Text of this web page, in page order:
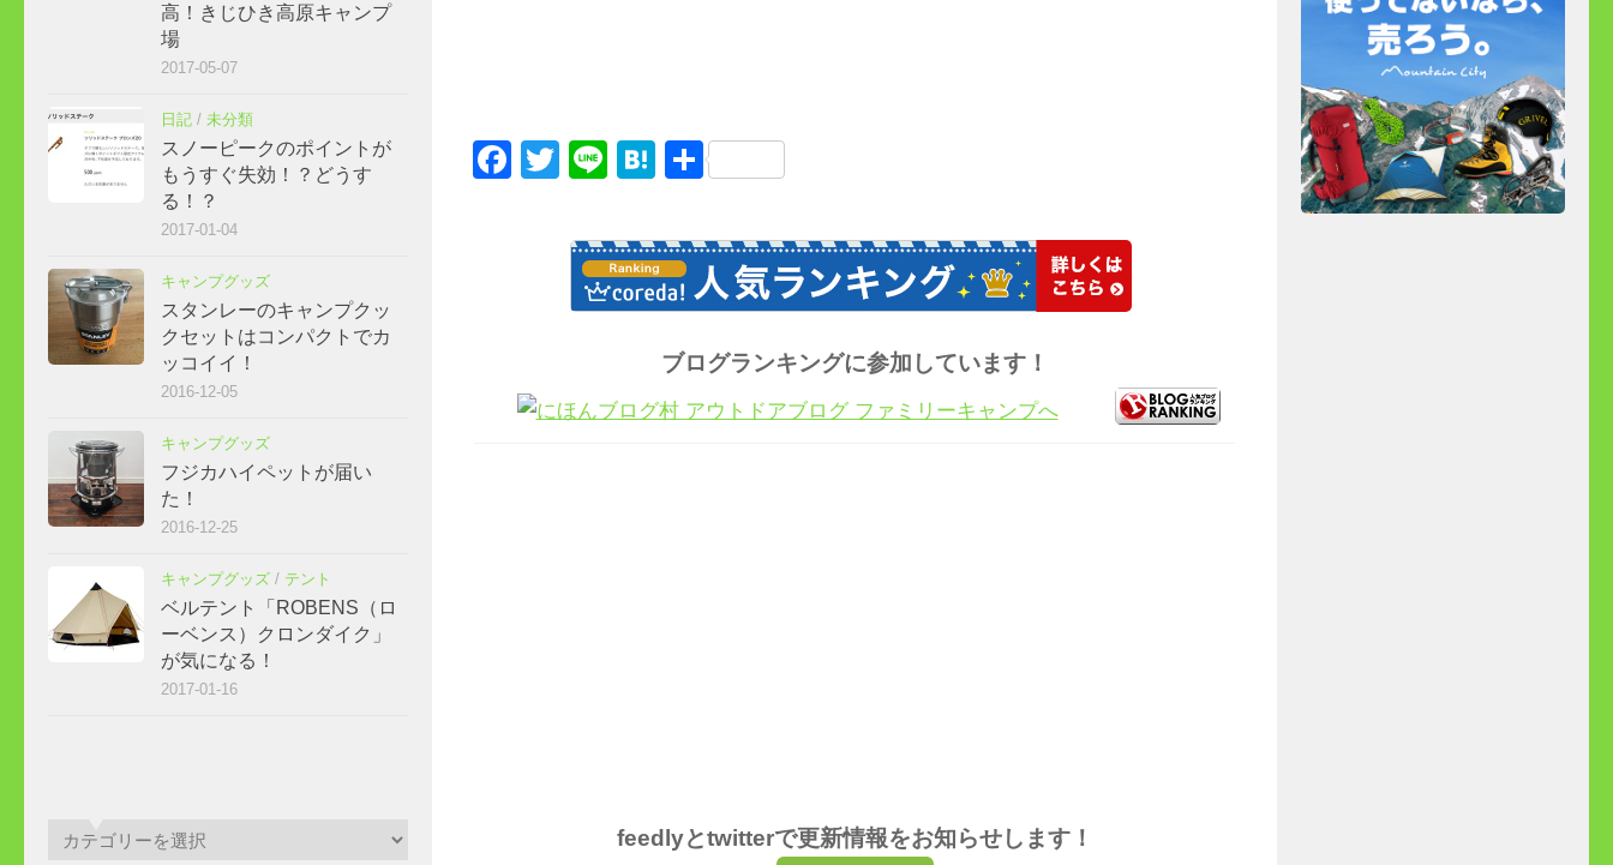
Facebook
TwitterLineHatena
共
ブログランキングに参加しています！
feedlyとtwitterで更新情報をお知らせします！
高！きじひき高原キャンプ
場
2017-05-07
日記 / 未分類
スノーピークのポイントが
もうすぐ失効！？どうす
る！？
2017-01-04
キャンプグッズ
スタンレーのキャンプクッ
クセットはコンパクトでカ
ッコイイ！
2016-12-05
キャンプグッズ
フジカハイペットが届い
た！
2016-12-25
キャンプグッズ / テント
ベルテント「ROBENS（ロ
ーベンス）クロンダイク」
が気になる！
2017-01-16